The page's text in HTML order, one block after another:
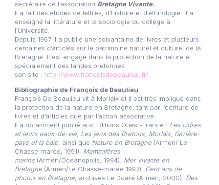
secrétaire de l’association Bretagne Vivante.
Il a fait des études de lettres, d’histoire et d’ethnologie. Il a
enseigné la littérature et la sociologie du collège à
l’Université.
Depuis 1967 il a publié une soixantaine de livres et plusieurs
centaines d’articles sur le patrimoine naturel et culturel de la
Bretagne. Il est engagé dans la protection de la nature et
spécialement des landes bretonnes.
son site : http://www.francoisdebeaulieu.fr/
Bibliographie de François de Beaulieu
François De Beaulieu vit à Morlaix et il est très impliqué dans
la protection de la nature en Bretagne, tant par l’écriture de
livres et d’articles que par l’action associative.
Il a notamment publié aux Editions Ouest-France : Les cidres
et leurs eaux-de-vie, Les jeux des Bretons, Morlaix, l’arrière-
pays et la baie , ainsi que Nature en Bretagne (Armen/ Le
Chasse-marée, 1991). Mammifères
marins (Armen/Océanopolis, 1994). Mer vivante en
Bretagne (Armen/Le Chasse-marée 1997). Cent ans de
photos en Bretagne , archives Le Doaré (Armen, 2000). Des